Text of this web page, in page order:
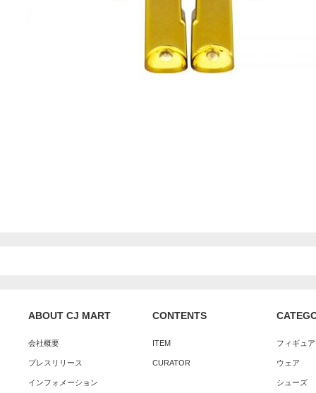
ABOUT CJ MART
会社概要
プレスリリース
インフォメーション
CONTENTS
ITEM
CURATOR
フィギュ
ウェア
シューズ